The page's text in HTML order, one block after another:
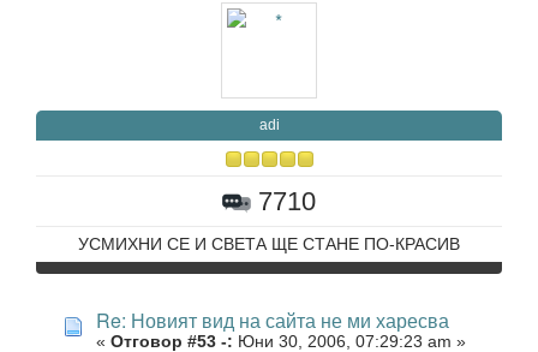
adi
7710
УСМИХНИ СЕ И СВЕТА ЩЕ СТАНЕ ПО-КРАСИВ
Re: Новият вид на сайта не ми харесва
« Отговор #53 -: Юни 30, 2006, 07:29:23 am »